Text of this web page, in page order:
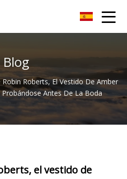
Blog
Roberts, El Vestido De Amber
Probándose Antes De La Boda
el vestido de